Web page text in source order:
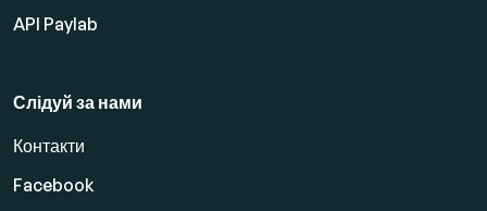
API Paylab
Слідуй за нами
Контакти
Facebook